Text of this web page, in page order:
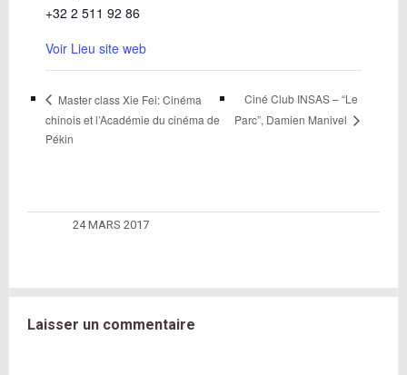
+32 2 511 92 86
Voir Lieu site web
Master class Xie Fei: Cinéma
chinois et l’Académie du cinéma de
Pékin
Ciné Club INSAS – “Le
Parc”, Damien Manivel
24 MARS 2017
Laisser un commentaire